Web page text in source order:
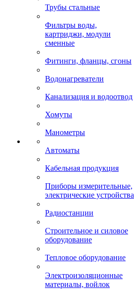
Трубы стальные
Фильтры воды,
картриджи, модули
сменные
Фитинги, фланцы, сгоны
Водонагреватели
Канализация и водоотвод
Хомуты
Манометры
Автоматы
Кабельная продукция
Приборы измерительные,
электрические устройства
Радиостанции
Строительное и силовое
оборудование
Тепловое оборудование
Электроизоляционные
материалы, войлок